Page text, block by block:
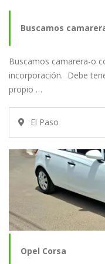
Buscamos
Buscamos camarera-o
incorporación. Debe
propio …
El Paso
Opel Corsa